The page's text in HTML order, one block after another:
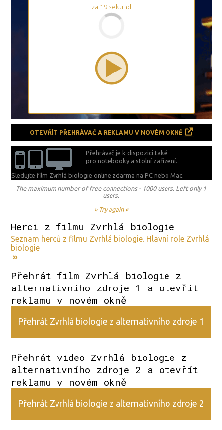
za 18 sekund
OTEVŘÍT PŘEHRÁVAČ A REKLAMU V NOVÉM OKNĚ
Přehrávač je k dispozici také
pro notebooky a stolní zařízení.
Sledujte film Zvrhlá biologie online zdarma naPC nebo Mac.
The maximum number of free connections - 1000 users. Left only 1
users.
» Try again «
Herci z filmu Zvrhlá biologie
Seznam herců z filmu Zvrhlá biologie. Hlavní role Zvrhlá
biologie
»
Přehrát film Zvrhlá biologie z
alternativního zdroje 1 a otevřít
reklamu v novém okně
Přehrát Zvrhlá biologie z alternativního zdroje 1
Přehrát video Zvrhlá biologie z
alternativního zdroje 2 a otevřít
reklamu v novém okně
Přehrát Zvrhlá biologie z alternativního zdroje 2